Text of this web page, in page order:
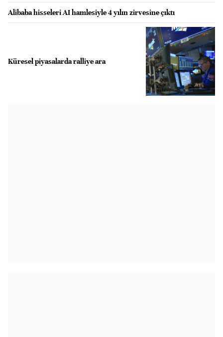
Alibaba hisseleri AI hamlesiyle 4 yılın zirvesine çıktı
Küresel piyasalarda ralliye ara